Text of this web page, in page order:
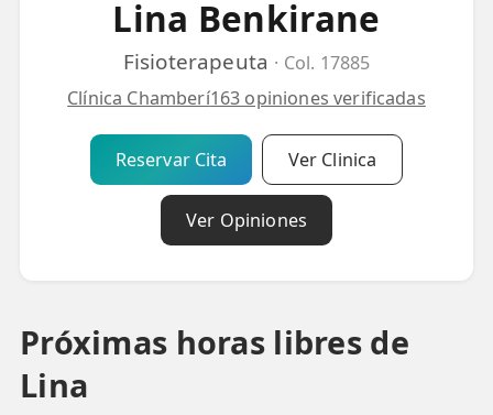
💆‍♀️ Tratamientos
😓 Síntomas
📅 Pedir Cita
📍 Barrio del Pilar
📍 Chamberí - Centro
Lina Benkirane
Fisioterapeuta · Col. 17885
Clínica Chamberí163 opiniones verificadas
Reservar Cita Ver Clinica
Ver Opiniones
Próximas horas libres de
Lina